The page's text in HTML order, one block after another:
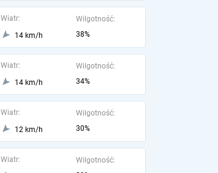
Wiatr:
14 km/h
Wilgotność:
38%
Wiatr:
14 km/h
Wilgotność:
34%
Wiatr:
12 km/h
Wilgotność:
30%
Wiatr:
Wilgotność: